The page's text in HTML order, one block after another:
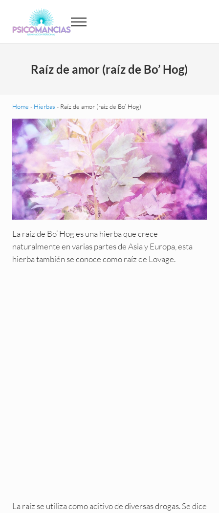
Psicomancias
Menu
Raíz de amor (raíz de Bo’ Hog)
Home - Hierbas - Raíz de amor (raíz de Bo’ Hog)
La raíz de Bo’ Hog es una hierba que crece
naturalmente en varias partes de Asia y Europa, esta
hierba también se conoce como raíz de Lovage.
La raíz se utiliza como aditivo de diversas drogas. Se dice